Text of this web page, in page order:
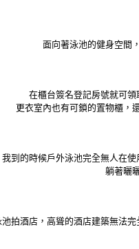
面向著泳池的健身空間
在櫃台簽名登記房號就可領
更衣室內也有可鎖的置物櫃，
我到的時候戶外泳池完全無人在
躺著曬
池拍酒店，高聳的酒店建築無法